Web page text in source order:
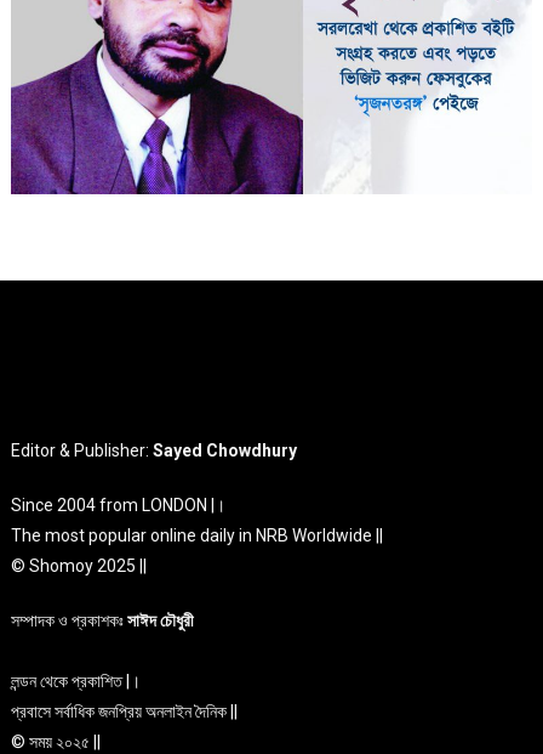
Editor & Publisher:Sayed Chowdhury
Since 2004 from LONDON |।
The most popular online daily in NRB Worldwide ||
© Shomoy 2025 ||
সম্পাদক ও প্রকাশকঃসাঈদ চৌধুরী
লন্ডন থেকে প্রকাশিত |।
প্রবাসে সর্বাধিক জনপ্রিয় অনলাইন দৈনিক ||
© সময় ২০২৫ ||